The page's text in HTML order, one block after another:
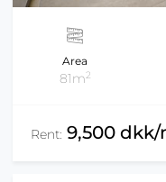
Area
81m2
Rent: 9,500